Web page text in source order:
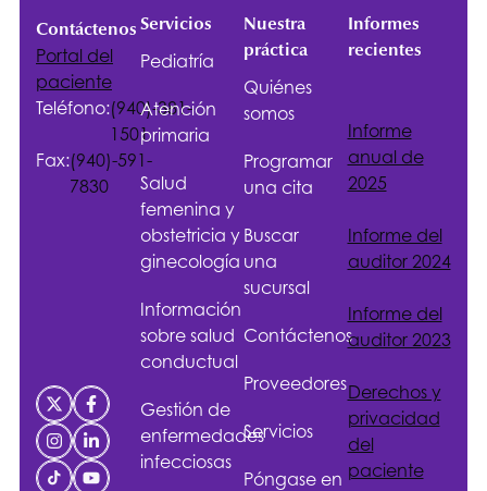
Contáctenos
Portal del
paciente
Teléfono:(940)-381-
1501
Fax:(940)-591-
7830
Servicios
Pediatría
Atención
primaria
Salud
femenina y
obstetricia y
ginecología
Información
sobre salud
conductual
Gestión de
enfermedades
infecciosas
Nuestra
práctica
Quiénes
somos
Programar
una cita
Buscar
una
sucursal
Contáctenos
Proveedores
Servicios
Póngase en
Informes
recientes
Informe
anual de
2025
Informe del
auditor 2024
Informe del
auditor 2023
Derechos y
privacidad
del
paciente